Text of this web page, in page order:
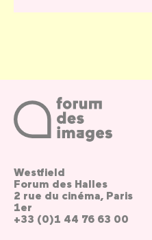
Westfield
Forum des Halles
2 rue du cinéma, Paris
1er
+33 (0)1 44 76 63 00